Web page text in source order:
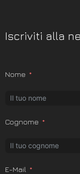
Iscriviti alla
Nome
Cognome
E-Mail